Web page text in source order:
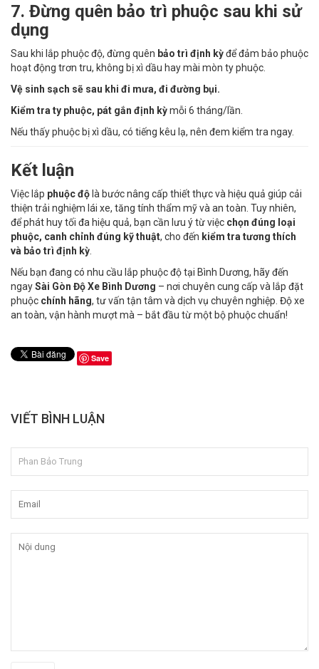
7. Đừng quên bảo trì phuộc sau khi sử
dụng
Sau khi lắp phuộc độ, đừng quên bảo trì định kỳđể đảm bảo phuộc
hoạt động trơn tru, không bị xì dầu hay mài mòn ty phuộc.
Vệ sinh sạch sẽ sau khi đi mưa, đi đường bụi.
Kiểm tra ty phuộc, pát gắn định kỳmỗi 6 tháng/lần.
Nếu thấy phuộc bị xì dầu, có tiếng kêu lạ, nên đem kiểm tra ngay.
Kết luận
Việc lắp phuộc độlà bước nâng cấp thiết thực và hiệu quả giúp cải
thiện trải nghiệm lái xe, tăng tính thẩm mỹ và an toàn. Tuy nhiên,
để phát huy tối đa hiệu quả, bạn cần lưu ý từ việc chọn đúng loại
phuộc, canh chỉnh đúng kỹ thuật, cho đến kiểm tra tương thích
và bảo trì định kỳ
Nếu bạn đang có nhu cầu lắp phuộc độ tại Bình Dương, hãy đến
ngaySài Gòn Độ Xe Bình Dương – nơi chuyên cung cấp và lắp đặt
phuộc chính hãng, tư vấn tận tâm và dịch vụ chuyên nghiệp. Độ xe
an toàn, vận hành mượt mà – bắt đầu từ một bộ phuộc chuẩn!
Save
VIẾT BÌNH LUẬN